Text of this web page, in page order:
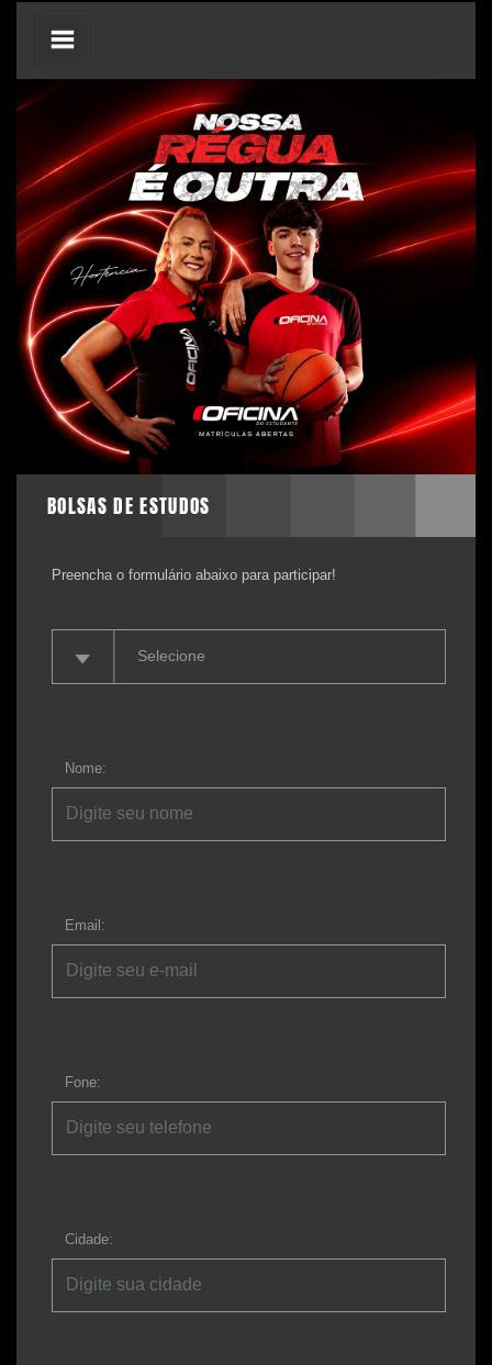
BOLSAS DE ESTUDOS
Preencha o formulário abaixo para participar!
Nome:
Email:
Fone:
Cidade: